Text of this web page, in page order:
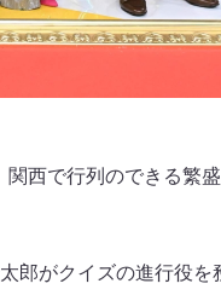
西で行列のできる繁
郎がクイズの進行役を